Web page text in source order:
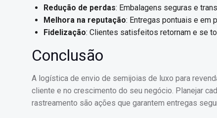
Redução de perdas: Embalagens seguras e
Melhora na reputação: Entregas pontuais e em
Fidelização: Clientes satisfeitos retornam e se
Conclusão
A logística de envio de semijoias de luxo para
cliente e no crescimento do seu negócio. Planejar
rastreamento são ações que garantem entregas